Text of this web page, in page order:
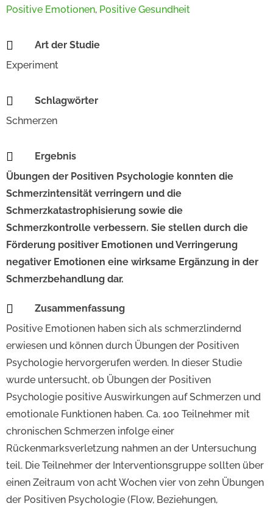
Positive Emotionen, Positive Gesundheit

Art der Studie
Experiment

Schlagwörter
Schmerzen

Ergebnis
Übungen der Positiven Psychologie konnten die
Schmerzintensität verringern und die
Schmerzkatastrophisierung sowie die
Schmerzkontrolle verbessern. Sie stellen durch die
Förderung positiver Emotionen und Verringerung
negativer Emotionen eine wirksame Ergänzung in der
Schmerzbehandlung dar.

Zusammenfassung
Positive Emotionen haben sich als schmerzlindernd
erwiesen und können durch Übungen der Positiven
Psychologie hervorgerufen werden. In dieser Studie
wurde untersucht, ob Übungen der Positiven
Psychologie positive Auswirkungen auf Schmerzen und
emotionale Funktionen haben. Ca. 100 Teilnehmer mit
chronischen Schmerzen infolge einer
Rückenmarksverletzung nahmen an der Untersuchung
teil. Die Teilnehmer der Interventionsgruppe sollten über
einen Zeitraum von acht Wochen vier von zehn Übungen
der Positiven Psychologie (Flow, Beziehungen,